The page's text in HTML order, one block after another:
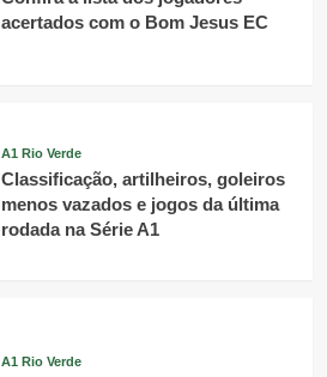
acertados com o Bom Jesus EC
A1 Rio Verde
Classificação, artilheiros, goleiros
menos vazados e jogos da última
rodada na Série A1
A1 Rio Verde